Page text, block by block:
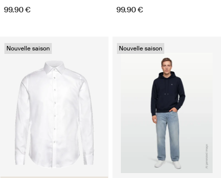
99.90 € 99.90 €
Nouvelle saison Nouvelle saison